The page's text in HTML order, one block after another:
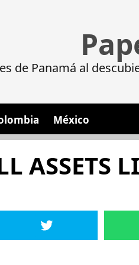
de Panamá al
México
ASSETS